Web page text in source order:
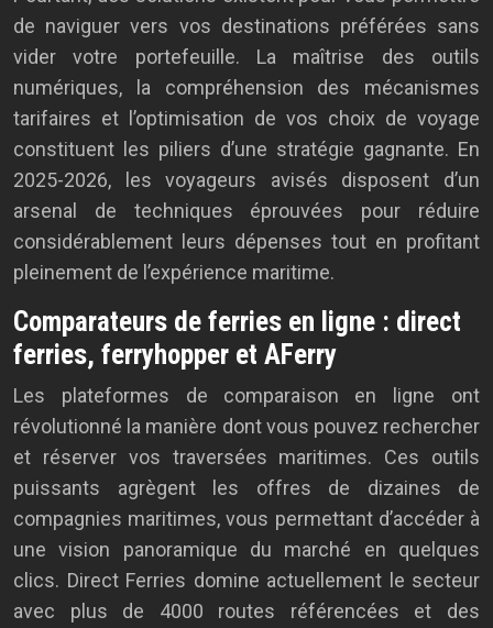
de naviguer vers vos destinations préférées sans
vider votre portefeuille. La maîtrise des outils
numériques, la compréhension des mécanismes
tarifaires et l’optimisation de vos choix de voyage
constituent les piliers d’une stratégie gagnante. En
2025-2026, les voyageurs avisés disposent d’un
arsenal de techniques éprouvées pour réduire
considérablement leurs dépenses tout en profitant
pleinement de l’expérience maritime.
Comparateurs de ferries en ligne : direct
ferries, ferryhopper et AFerry
Les plateformes de comparaison en ligne ont
révolutionné la manière dont vous pouvez rechercher
et réserver vos traversées maritimes. Ces outils
puissants agrègent les offres de dizaines de
compagnies maritimes, vous permettant d’accéder à
une vision panoramique du marché en quelques
clics. Direct Ferries domine actuellement le secteur
avec plus de 4000 routes référencées et des